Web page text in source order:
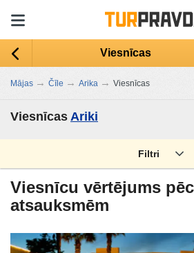
Viesnīcas
Mājas → Čīle → Arika → Viesnīcas
Viesnīcas Ariki
Filtri
Viesnīcu vērtējums
atsauksmēm